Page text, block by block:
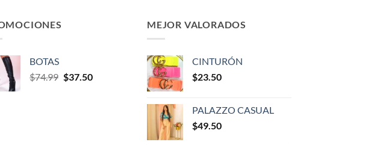
BOTAS
$74.99 $37.50
MEJOR VALORADOS
CINTURÓN
$23.50
PALAZZO CASUAL
$49.50